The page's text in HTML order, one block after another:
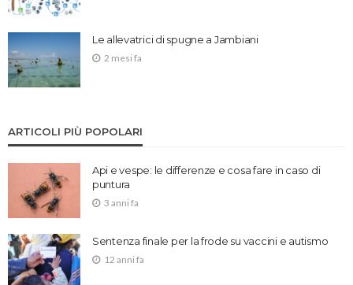
Le allevatrici di spugne a Jambiani
2 mesi fa
ARTICOLI PIÙ POPOLARI
Api e vespe: le differenze e cosa fare in caso di
puntura
3 anni fa
Sentenza finale per la frode su vaccini e autismo
12 anni fa